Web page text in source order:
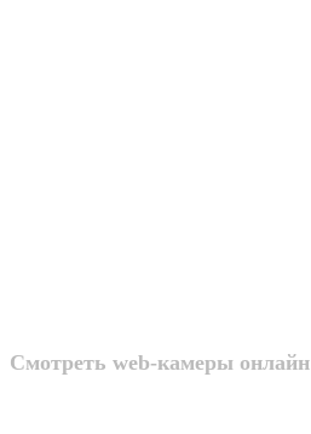
Смотреть web-камеры онлайн